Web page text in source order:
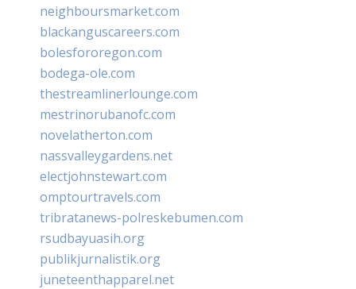
neighboursmarket.com
blackanguscareers.com
bolesfororegon.com
bodega-ole.com
thestreamlinerlounge.com
mestrinorubanofc.com
novelatherton.com
nassvalleygardens.net
electjohnstewart.com
omptourtravels.com
tribratanews-polreskebumen.com
rsudbayuasih.org
publikjurnalistik.org
juneteenthapparel.net